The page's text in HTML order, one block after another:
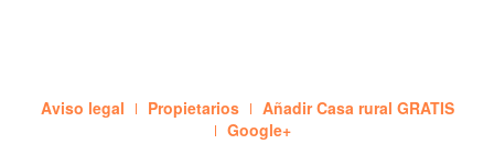
Aviso legal Propietarios
Añadir Casa rural GRATIS
Google+